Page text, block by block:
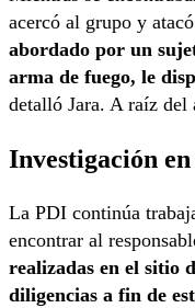
acercó al grupo y
abordado por un
arma de fuego, le
detalló Jara. A raíz
Investigación
La PDI continúa
encontrar al
realizadas en el sitio
diligencias a fin de